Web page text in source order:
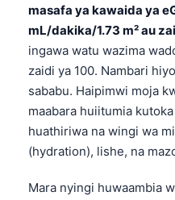
masafa ya kawaida ya
mL/dakika/1.73 m² au
ingawa watu wazima
zaidi ya 100. Nambari
sababu. Haipimwi moja
maabara huiitumia
huathiriwa na wingi wa
(hydration), lishe, na
Mara nyingi huwaambia